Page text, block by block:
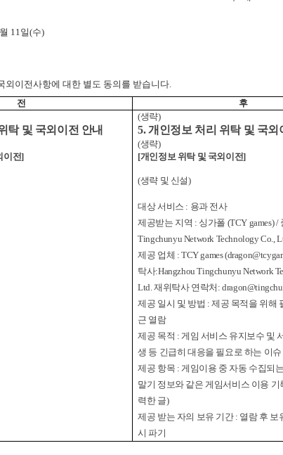
11일(수)
외이전사항에 대한 별도 동의를 받습니다.
전
후
탁 및 국외이전 안내
이전]
(생략)
5.개인정보 처리 위탁 및 국외
(생략)
[개인정보 위탁 및 국외이전]
(생략 및 신설)
대상 서비스 : 용과 전사
제공받는 지역 : 싱가폴 (TCY games) /
Tingchunyu Network Technology Co.,
제공 업체 : TCY games (
탁사:Hangzhou Tingchunyu Network
Ltd. 재위탁사 연락처:
제공 일시 및 방법 : 제공 목적을 위해
근 열람
제공 목적 : 게임 서비스 유지보수 및
생 등 긴급히 대응을 필요로 하는 이
제공 항목 : 게임이용 중 자동 수집되
말기 정보와 같은 게임서비스 이용 기
력한 글)
제공 받는 자의 보유 기간 : 열람 후 보
시 파기